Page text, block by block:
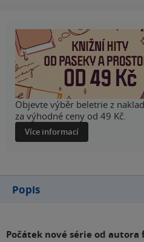
Objevte výběr beletrie z
za výhodné ceny od 49 Kč.
Více informací
Popis
Počátek nové série od